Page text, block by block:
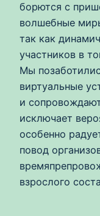
борются с
волшебные
так как
участников в
Мы
виртуальные
и
исключает
особенно
повод
взрослого